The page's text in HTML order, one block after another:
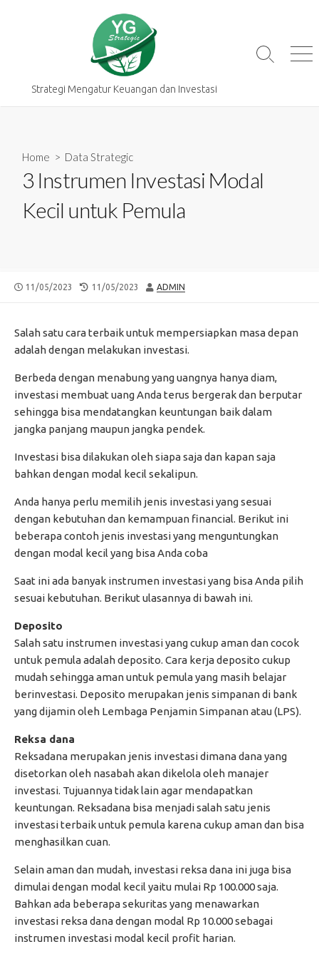
Strategi Mengatur Keuangan dan Investasi
Search
Home > Data Strategic
3 Instrumen Investasi Modal
Kecil untuk Pemula
PUBLISHED
11/05/2023
LAST
11/05/2023 AUTHOR
ADMIN
Salah satu cara terbaik untuk mempersiapkan masa depan
adalah dengan melakukan investasi.
Berbeda dengan menabung yang uangnya hanya diam,
investasi membuat uang Anda terus bergerak dan berputar
sehingga bisa mendatangkan keuntungan baik dalam
jangka panjang maupun jangka pendek.
Investasi bisa dilakukan oleh siapa saja dan kapan saja
bahkan dengan modal kecil sekalipun.
Anda hanya perlu memilih jenis investasi yang sesuai
dengan kebutuhan dan kemampuan financial. Berikut ini
beberapa contoh jenis investasi yang menguntungkan
dengan modal kecil yang bisa Anda coba
Saat ini ada banyak instrumen investasi yang bisa Anda pilih
sesuai kebutuhan. Berikut ulasannya di bawah ini.
Deposito
Salah satu instrumen investasi yang cukup aman dan cocok
untuk pemula adalah deposito. Cara kerja deposito cukup
mudah sehingga aman untuk pemula yang masih belajar
berinvestasi. Deposito merupakan jenis simpanan di bank
yang dijamin oleh Lembaga Penjamin Simpanan atau (LPS).
Reksa dana
Reksadana merupakan jenis investasi dimana dana yang
disetorkan oleh nasabah akan dikelola oleh manajer
investasi. Tujuannya tidak lain agar mendapatkan
keuntungan. Reksadana bisa menjadi salah satu jenis
investasi terbaik untuk pemula karena cukup aman dan bisa
menghasilkan cuan.
Selain aman dan mudah, investasi reksa dana ini juga bisa
dimulai dengan modal kecil yaitu mulai Rp 100.000 saja.
Bahkan ada beberapa sekuritas yang menawarkan
investasi reksa dana dengan modal Rp 10.000 sebagai
instrumen investasi modal kecil profit harian.